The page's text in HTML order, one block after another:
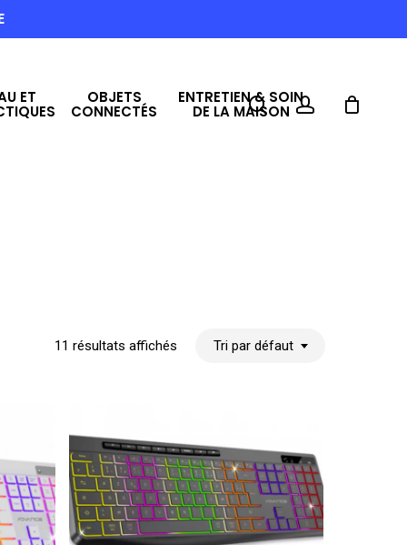
ET OBJETS
CONNECTÉS
ENTRETIEN & SOIN
DE LA MAISONsearchaccount
11 résultats affichés Tri par défaut